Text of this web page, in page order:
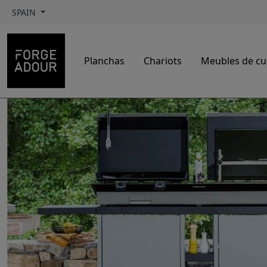
SPAIN
Planchas Chariots Meubles de